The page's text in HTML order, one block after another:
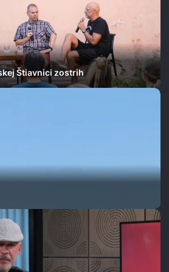
Štiavnici zostrih